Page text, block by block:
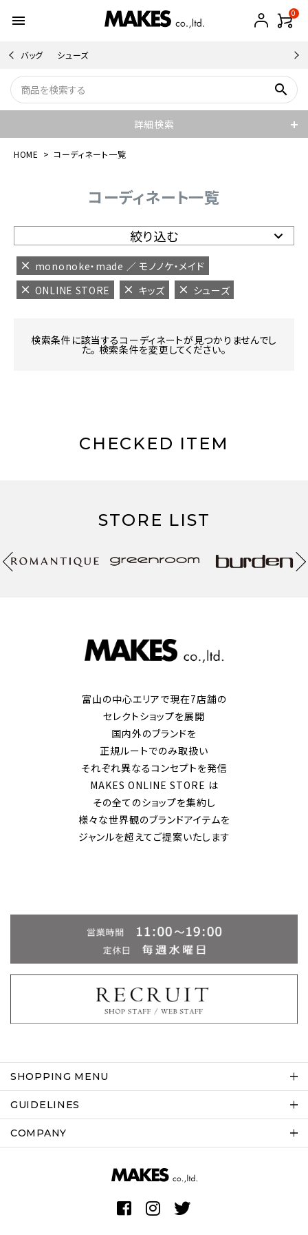
menu 0
バッグ シューズ
search
詳細検索
HOME コーディネート一覧
コーディネート一覧
絞り込む
mononoke・made ／ モノノケ・メイド
ONLINE STORE
キッズ シューズ
検索条件に該当するコーディネートが見つかりませんでし
た。 検索条件を変更してください。
CHECKED ITEM
STORE LIST
富山の中心エリアで現在7店舗の
セレクトショップを展開
国内外のブランドを
正規ルートでのみ取扱い
それぞれ異なるコンセプトを発信
MAKES ONLINE STORE は
その全てのショップを集約し
様々な世界観のブランドアイテムを
ジャンルを超えてご提案いたします
SHOPPING MENU
GUIDELINES
COMPANY